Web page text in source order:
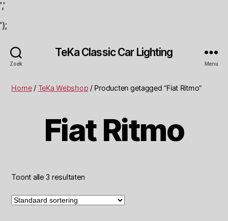
','
');
Zoek
TeKa Classic Car Lighting
Menu
Home/ TeKa Webshop / Producten getagged “Fiat Ritmo”
Fiat Ritmo
Toont alle 3 resultaten